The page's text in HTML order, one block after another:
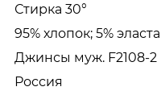
Стирка 30°
95% хлопок; 5%
Джинсы муж. F2108-2
Россия